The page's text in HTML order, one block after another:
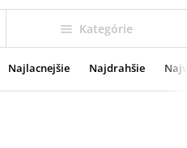
Kategórie
Najlacnejšie Najdrahšie